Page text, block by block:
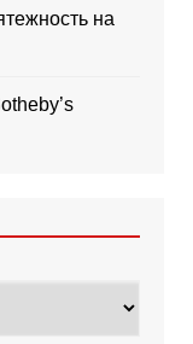
на